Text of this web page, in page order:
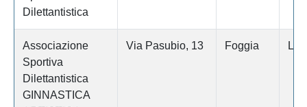
Dilettantistica
Associazione
Sportiva
Dilettantistica
GINNASTICA
Via Pasubio, 13 Foggia